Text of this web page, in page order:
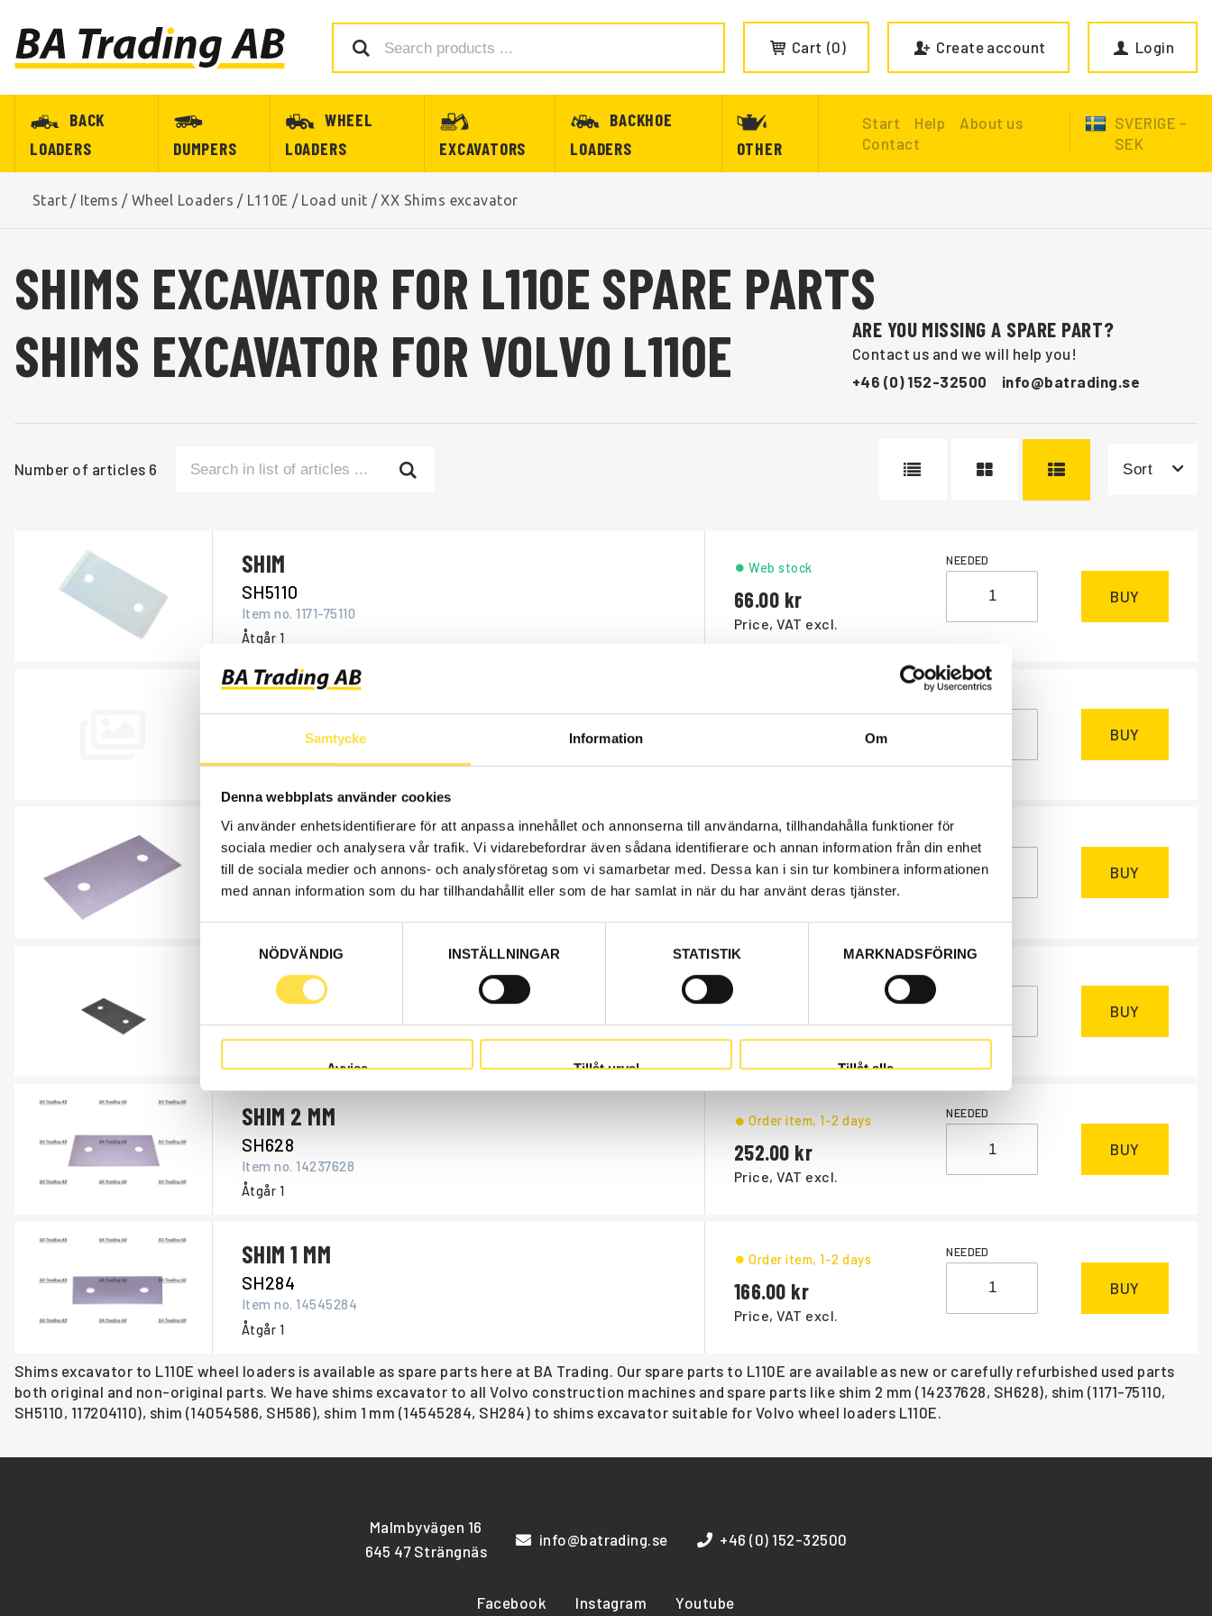
Samtycke Information Om
Denna webbplats använder cookies
Vi använder enhetsidentifierare för att anpassa innehållet och annonserna till användarna, tillhandahålla funktioner för
sociala medier och analysera vår trafik. Vi vidarebefordrar även sådana identifierare och annan information från din enhet
till de sociala medier och annons- och analysföretag som vi samarbetar med. Dessa kan i sin tur kombinera informationen
med annan information som du har tillhandahållit eller som de har samlat in när du har använt deras tjänster.
NÖDVÄNDIG
INSTÄLLNINGAR STATISTIK MARKNADSFÖRING
Avvisa Tillåt urval Tillåt alla
Cart 0 Create account Login
BACK
LOADERS
DUMPERS
WHEEL
LOADERS
EXCAVATORS
BACKHOE
LOADERS
OTHER
Start Help
About us
Contact
SVERIGE -
SEK
Start / Items / Wheel Loaders / L110E / Load unit / XX Shims excavator
SHIMS EXCAVATOR FOR L110E SPARE PARTS
SHIMS EXCAVATOR FOR VOLVO L110E
ARE YOU MISSING A SPARE PART?
Contact us and we will help you!
+46 (0) 152-32500
info@batrading.se
Number of articles 6 Sort
SHIM
SH5110
Item no.1171-75110
Åtgår 1
Price, VAT excl.
66.00
Web stock NEEDED
BUY
14054586
Price, VAT excl.
BUY
SHIM
SH588
Item no.14054588
Price, VAT excl.
199.00
Web stock NEEDED
BUY
SHIM
SH101
Item no.14231101
Price, VAT excl.
BUY
SHIM 2 MM
SH628
Item no.14237628
Åtgår 1
Price, VAT excl.
252.00
Order item, 1-2 days NEEDED
BUY
SHIM 1 MM
SH284
Item no.14545284
Åtgår 1
Price, VAT excl.
166.00
Order item, 1-2 days NEEDED
BUY
Shims excavator to L110E wheel loaders is available as spare parts here at BA Trading. Our spare parts to L110E are available as new or carefully refurbished used parts
both original and non-original parts. We have shims excavator to all Volvo construction machines and spare parts like shim 2 mm (14237628, SH628), shim (1171-75110,
SH5110, 117204110), shim (14054586, SH586), shim 1 mm (14545284, SH284) to shims excavator suitable for Volvo wheel loaders L110E.
Malmbyvägen 16
645 47 Strängnäs
info@batrading.se +46 (0) 152-32500
Facebook Instagram Youtube